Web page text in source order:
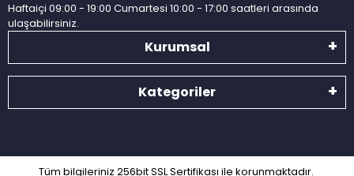
Haftaiçi 09:00 - 19:00 Cumartesi 10:00 - 17:00 saatleri arasında
ulaşabilirsiniz.
Kurumsal
Kategoriler
Tüm bilgileriniz 256bit SSL Sertifikası ile korunmaktadır.